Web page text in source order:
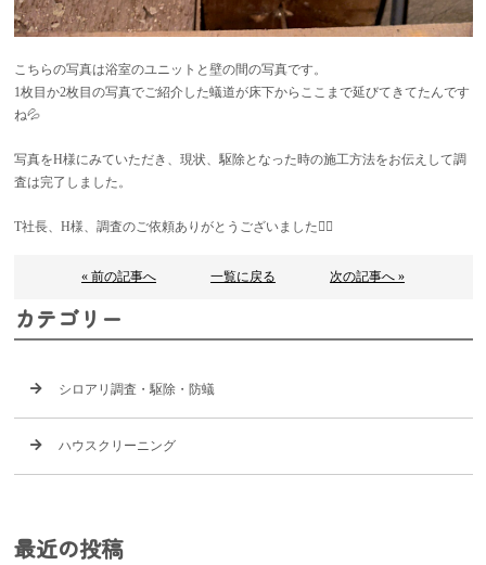
こちらの写真は浴室のユニットと壁の間の写真です。
1枚目か2枚目の写真でご紹介した蟻道が床下からここまで延びてきてたんです
ね💦
写真をH様にみていただき、現状、駆除となった時の施工方法をお伝えして調
査は完了しました。
T社長、H様、調査のご依頼ありがとうございました🙇‍♂️
« 前の記事へ 一覧に戻る 次の記事へ »
カテゴリー
シロアリ調査・駆除・防蟻
ハウスクリーニング
最近の投稿